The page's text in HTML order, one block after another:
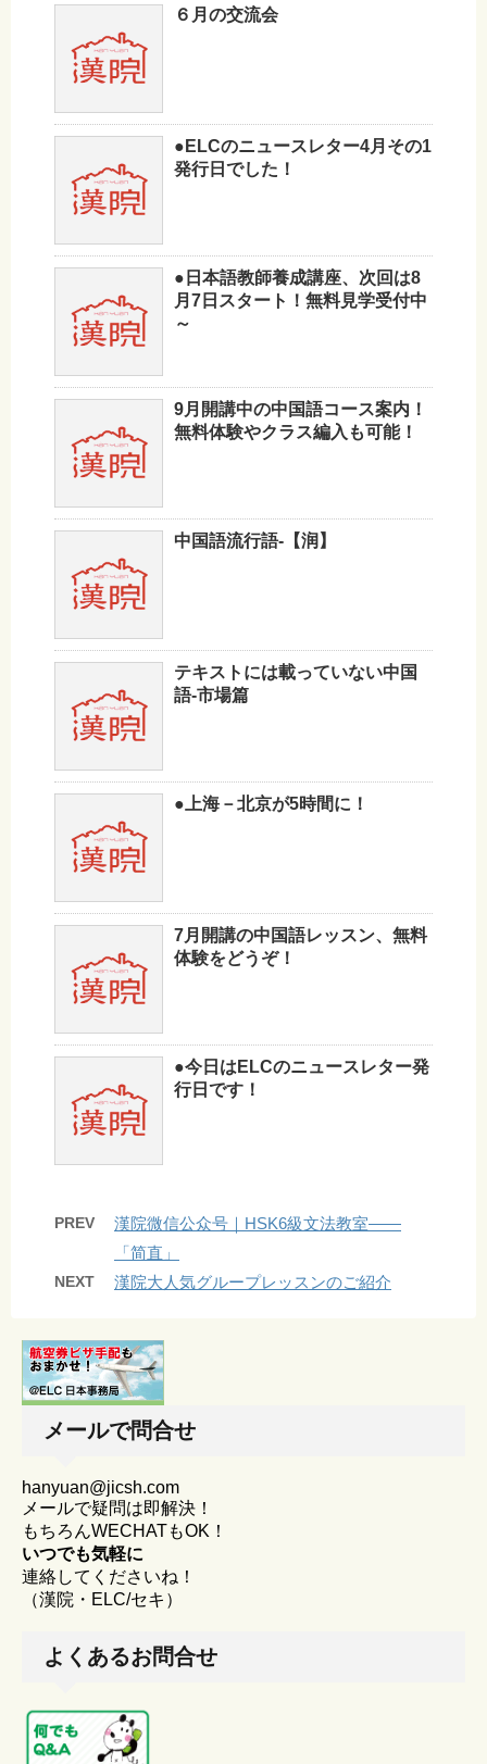
６月の交流会
●ELCのニュースレター4月その1
発行日でした！
●日本語教師養成講座、次回は8
月7日スタート！無料見学受付中
～
9月開講中の中国語コース案内！
無料体験やクラス編入も可能！
中国語流行語-【润】
テキストには載っていない中国
語-市場篇
●上海－北京が5時間に！
7月開講の中国語レッスン、無料
体験をどうぞ！
●今日はELCのニュースレター発
行日です！
PREV
漢院微信公众号｜HSK6級文法教室——
「简直」
NEXT 漢院大人気グループレッスンのご紹介
メールで問合せ
hanyuan@jicsh.com
メールで疑問は即解決！
もちろんWECHATもOK！
いつでも気軽に
連絡してくださいね！
（漢院・ELC/セキ）
よくあるお問合せ